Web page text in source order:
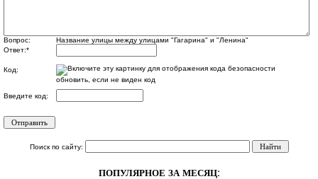
Вопрос:
Название улицы между улицами "Гагарина" и "Ленина"
Ответ:*
Код:
обновить, если не виден код
Введите код:
Поиск по сайту:
ПОПУЛЯРНОЕ ЗА МЕСЯЦ: